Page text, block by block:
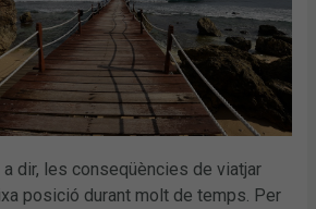
dir, les conseqüències de viatjar
posició durant molt de temps. Per